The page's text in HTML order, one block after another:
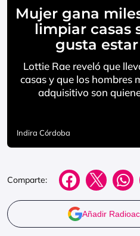
Mujer gana
limpiar casas
gusta
Lottie Rae reveló que
casas y que los hombres
adquisitivo son
Indira Córdoba
Comparte:
Añadir